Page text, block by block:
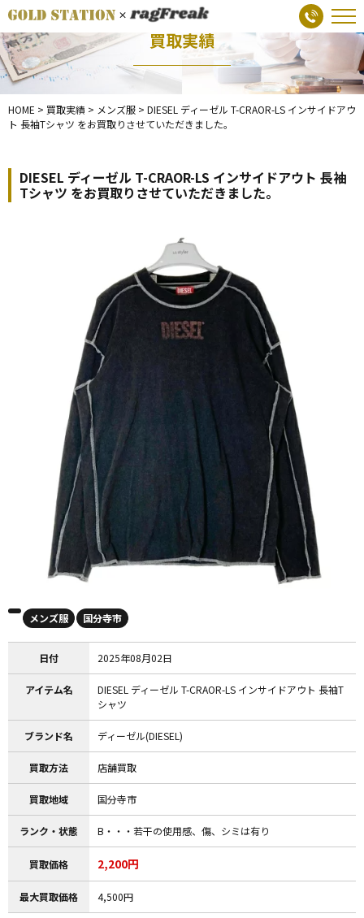
買取実績
HOME > 買取実績 > メンズ服 > DIESEL ディーゼル T-CRAOR-LS インサイドアウ
ト 長袖Tシャツ をお買取りさせていただきました。
DIESEL ディーゼル T-CRAOR-LS インサイドアウト 長袖
Tシャツ をお買取りさせていただきました。
メンズ服 国分寺市
日付 2025年08月02日
アイテム名
DIESEL ディーゼル T-CRAOR-LS インサイドアウト 長袖T
シャツ
ブランド名 ディーゼル(DIESEL)
買取方法 店舗買取
買取地域 国分寺市
ランク・状態 B・・・若干の使用感、傷、シミは有り
買取価格 2,200円
最大買取価格 4,500円